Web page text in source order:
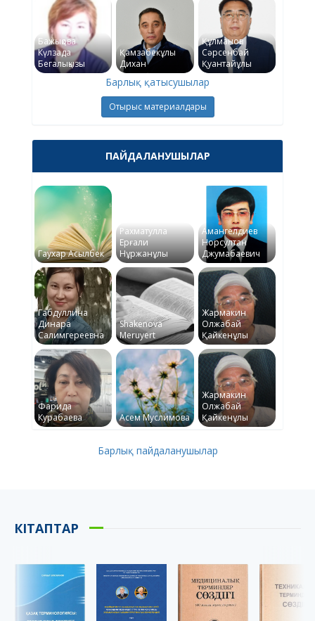
Бажықова
Күлзада
Бегалықызы
Қамзабекұлы
Дихан
Құлманов
Сәрсенбай
Қуантайұлы
Барлық қатысушылар
Отырыс материалдары
ПАЙДАЛАНУШЫЛАР
Гаухар Асылбек
Рахматулла
Ерғали
Нұржанұлы
Амангелдиев
Норсултан
Джумабаевич
Габдуллина
Динара
Салимгереевна
Shakenova
Meruyert
Жармакин
Олжабай
Қайкенұлы
Фарида
Курабаева
Асем Муслимова
Жармакин
Олжабай
Қайкенұлы
Барлық пайдаланушылар
КІТАПТАР